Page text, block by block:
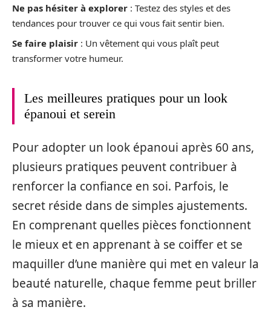
Ne pas hésiter à explorer : Testez des styles et des
tendances pour trouver ce qui vous fait sentir bien.
Se faire plaisir : Un vêtement qui vous plaît peut
transformer votre humeur.
Les meilleures pratiques pour un look
épanoui et serein
Pour adopter un look épanoui après 60 ans,
plusieurs pratiques peuvent contribuer à
renforcer la confiance en soi. Parfois, le
secret réside dans de simples ajustements.
En comprenant quelles pièces fonctionnent
le mieux et en apprenant à se coiffer et se
maquiller d’une manière qui met en valeur la
beauté naturelle, chaque femme peut briller
à sa manière.